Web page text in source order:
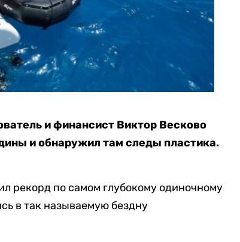
и финансист Виктор Весково
и обнаружил там следы пластика.
рекорд по самом глубокому одиночному
в так называемую бездну